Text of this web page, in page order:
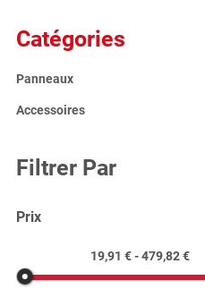
Catégories
Panneaux
Accessoires
Filtrer Par
Prix
19,91 € - 479,82 €